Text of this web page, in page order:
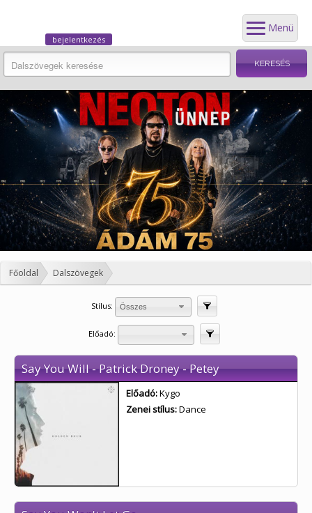
Menü
bejelentkezés
Főoldal Dalszövegek
Stílus: Összes
Előadó:
Say You Will - Patrick Droney - Petey
Előadó:Kygo
Zenei stílus:Dance